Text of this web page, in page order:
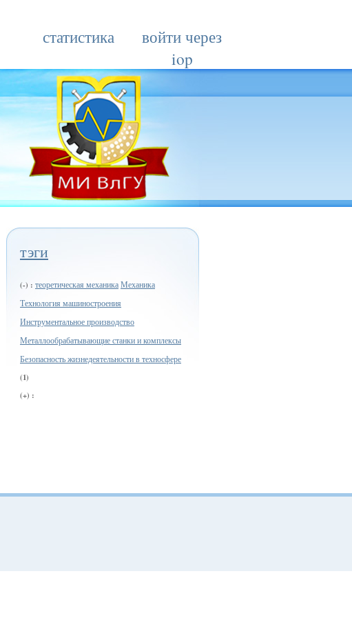
статистика
войти через
iop
тэги
(-) : теоретическая механикаМеханика
Технология машиностроения
Инструментальное производство
Металлообрабатывающие станки и комплексы
Безопасность жизнедеятельности в техносфере
(1)
(+) :